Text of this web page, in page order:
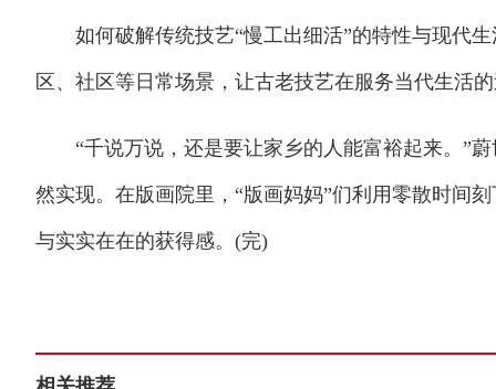
如何破解传统技艺“慢工出细活”的特性与现代生
区、社区等日常场景，让古老技艺在服务当代生活
“千说万说，还是要让家乡的人能富裕起来。”蔚
然实现。在版画院里，“版画妈妈”们利用零散时间
与实实在在的获得感。(完)